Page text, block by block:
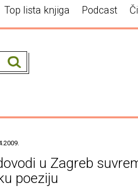
Top lista knjiga Podcast
u Zagreb
poeziju